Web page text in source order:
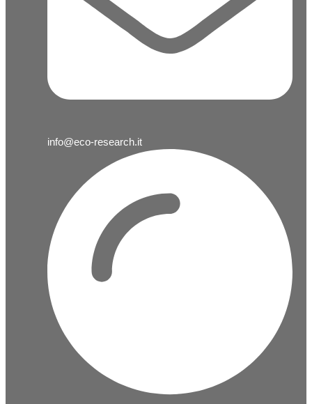
info@eco-research.it